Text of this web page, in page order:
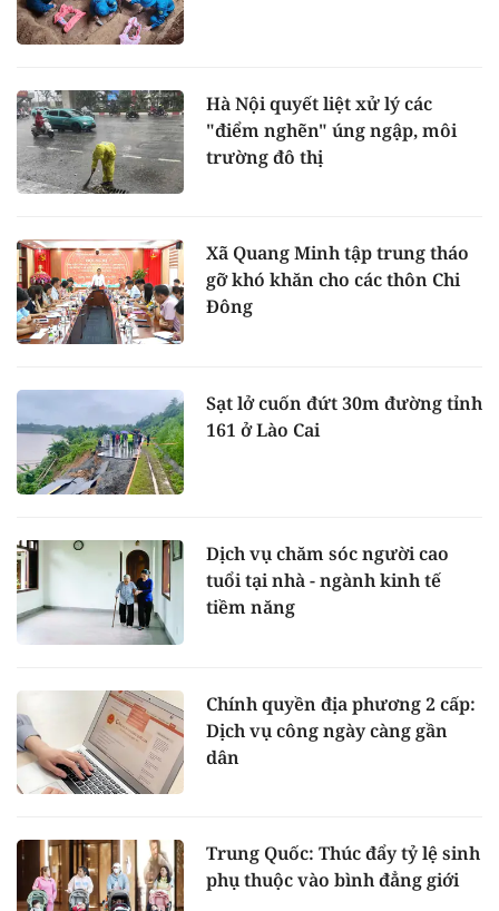
Hà Nội quyết liệt xử lý các
"điểm nghẽn" úng ngập, môi
trường đô thị
Xã Quang Minh tập trung tháo
gỡ khó khăn cho các thôn Chi
Đông
Sạt lở cuốn đứt 30m đường tỉnh
161 ở Lào Cai
Dịch vụ chăm sóc người cao
tuổi tại nhà - ngành kinh tế
tiềm năng
Chính quyền địa phương 2 cấp:
Dịch vụ công ngày càng gần
dân
Trung Quốc: Thúc đẩy tỷ lệ sinh
phụ thuộc vào bình đẳng giới